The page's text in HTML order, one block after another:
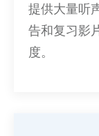
提供大量听
告和复习影
度。